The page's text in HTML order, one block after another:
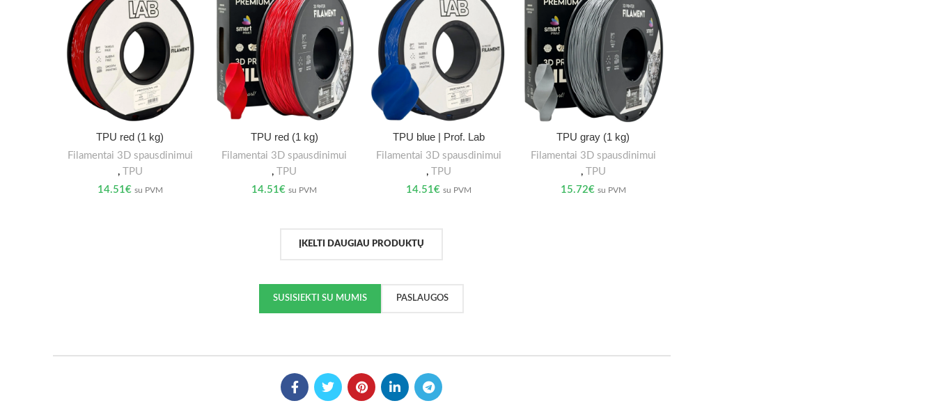
TPU red (1 kg)
Filamentai 3D spausdinimui
,
TPU
14.51€ su PVM
TPU red (1 kg)
Filamentai 3D spausdinimui
,
TPU
14.51€ su PVM
TPU blue | Prof. Lab
Filamentai 3D spausdinimui
,
TPU
14.51€ su PVM
TPU gray (1 kg)
Filamentai 3D spausdinimui
,
TPU
15.72€ su PVM
ĮKELTI DAUGIAU PRODUKTŲ
SUSISIEKTI SU MUMIS PASLAUGOS